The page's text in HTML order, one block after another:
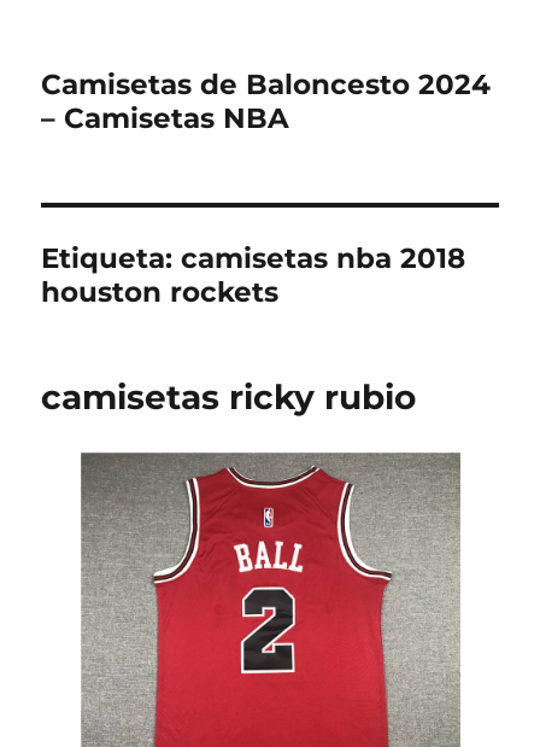
Camisetas de Baloncesto 2024
– Camisetas NBA
Etiqueta:camisetas nba 2018
houston rockets
camisetas ricky rubio